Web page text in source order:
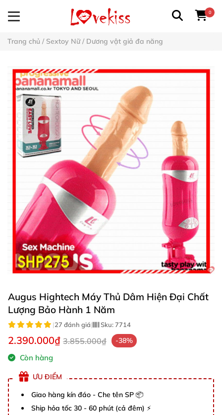
0
Trang chủ / Sextoy Nữ/ Dương vật giả đa năng
Augus Hightech Máy Thủ Dâm Hiện Đại Chất
Lượng Bảo Hành 1 Năm
|27 đánh giá| Sku:7714
2.390.000₫ 3.855.000₫ -38%
Còn hàng
ƯU ĐIỂM
Giao hàng kín đáo - Che tên SP 📦
Ship hỏa tốc 30 - 60 phút (cả đêm) ⚡